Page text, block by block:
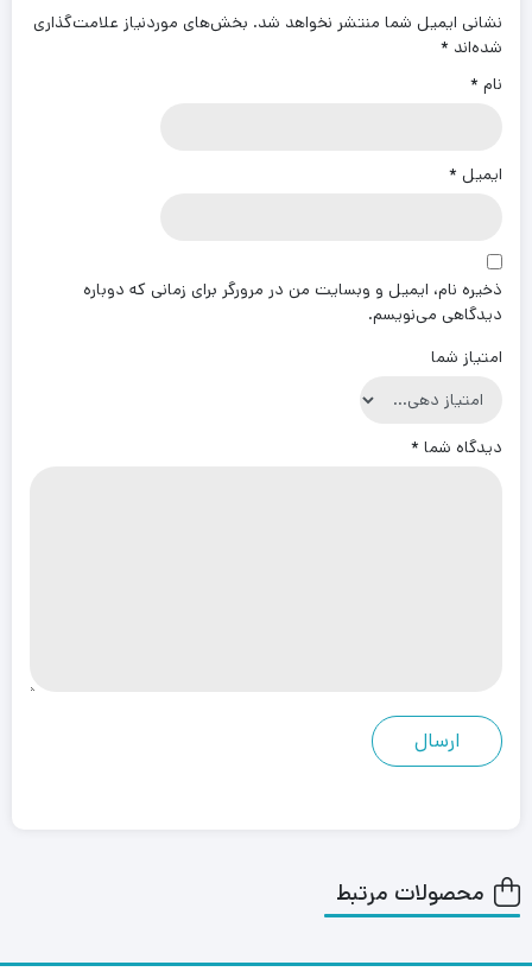
نشانی ایمیل شما منتشر نخواهد شد. بخش‌های موردنیاز علامت‌گذاری
شده‌اند *
نام *
ایمیل *
ذخیره نام، ایمیل و وبسایت من در مرورگر برای زمانی که دوباره
دیدگاهی می‌نویسم.
امتیاز شما
دیدگاه شما *
محصولات مرتبط